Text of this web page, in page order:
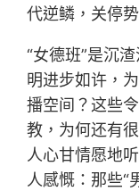
代逆鳞，关停
“女德班”是沉
明进步如许，
播空间？这些
教，为何还有
人心甘情愿地
人感慨：那些“